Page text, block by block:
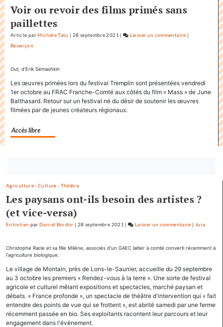
Voir ou revoir des films primés sans
paillettes
Article parMichèle Tatu | 28 septembre 2021 | Laisser un commentaire on
Factuel.media
|
Besançon
Out, d'Erik Sémashkin
Les œuvres primées lors du festival Tremplin sont présentées vendredi
1er octobre au FRAC Franche-Comté aux côtés du film « Mass » de June
Balthasard. Retour sur un festival né du désir de soutenir les œuvres
filmées par de jeunes créateurs régionaux.
Accès libre
vous
maintenant
Agriculture-Culture - Théâtre
Les paysans ont-ils besoin des artistes ?
(et vice-versa)
Entretien parDaniel Bordür | 28 septembre 2021 | Laisser un commentaire on
accapare
titre
«
Factuel
»
dans
| Jura
Christophe Racle et sa fille Milène, associés d'un GAEC laitier à comté converti récemment à
l'agriculture biologique.
Le village de Montain, près de Lons-le-Saunier, accueille du 29 septembre
au 3 octobre les premiers « Rendez-vous à la terre ». Une sorte de festival
agricole et culturel mêlant expositions et spectacles, marché paysan et
débats. « France profonde », un spectacle de théâtre d'intervention qui « fait
entendre des points de vue qui se frottent », est abrité samedi par une ferme
récemment passée en bio. Ses exploitants racontent leur parcours et leur
engagement dans l'événement.